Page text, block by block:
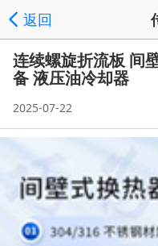
返回
连续螺旋折流板 间
备 液压油冷却器
2025-07-22